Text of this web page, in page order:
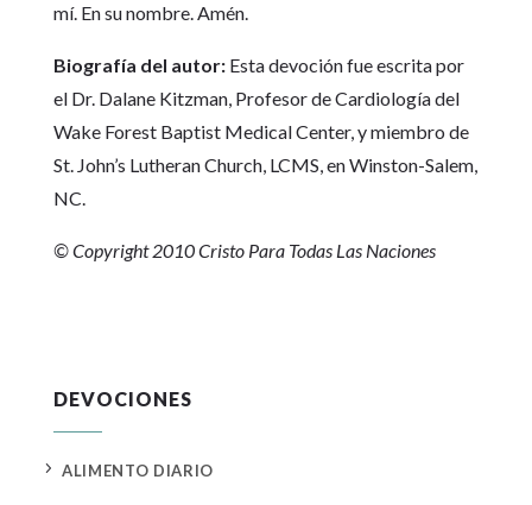
mí. En su nombre. Amén.
Biografía del autor:Esta devoción fue escrita por
el Dr. Dalane Kitzman, Profesor de Cardiología del
Wake Forest Baptist Medical Center, y miembro de
St. John’s Lutheran Church, LCMS, en Winston-Salem,
NC.
© Copyright 2010 Cristo Para Todas Las Naciones
DEVOCIONES
5 ALIMENTO DIARIO